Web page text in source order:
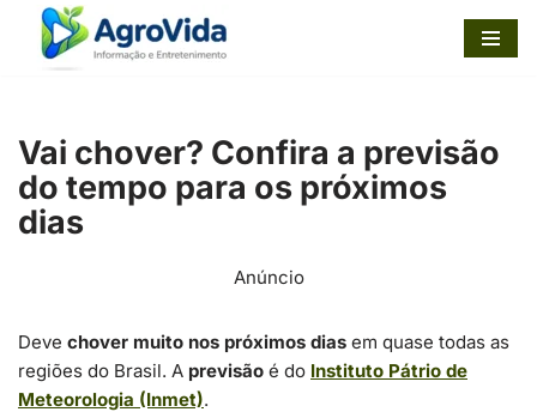
Pular
conteúdo
Vai chover? Confira a previsão
do tempo para os próximos
dias
Anúncio
Deve chover muito nos próximos dias em quase todas as
regiões do Brasil. A previsão é do Instituto Pátrio de
Meteorologia (Inmet).